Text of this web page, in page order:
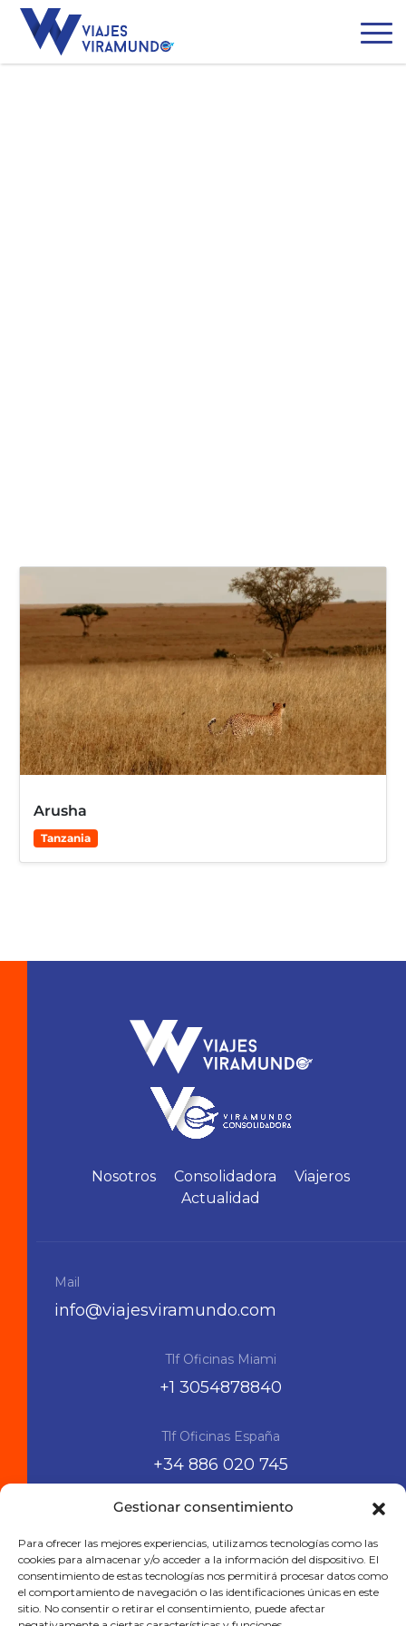
Gestionar consentimiento
Para ofrecer las mejores experiencias, utilizamos tecnologías como las
cookies para almacenar y/o acceder a la información del dispositivo. El
consentimiento de estas tecnologías nos permitirá procesar datos como
el comportamiento de navegación o las identificaciones únicas en este
sitio. No consentir o retirar el consentimiento, puede afectar
Arusha
Tanzania
Nosotros Consolidadora
Viajeros
Actualidad
Mail
info@viajesviramundo.com
Tlf Oficinas Miami
+1 3054878840
Tlf Oficinas España
+34 886 020 745
Siguenos en las RRSS